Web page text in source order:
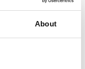
About